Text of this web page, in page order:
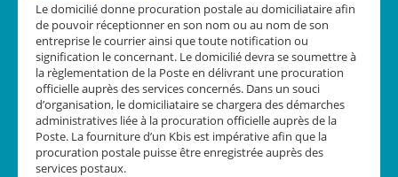
Le domicilié donne procuration postale au domiciliataire afin
de pouvoir réceptionner en son nom ou au nom de son
entreprise le courrier ainsi que toute notification ou
signification le concernant. Le domicilié devra se soumettre à
la règlementation de la Poste en délivrant une procuration
officielle auprès des services concernés. Dans un souci
d’organisation, le domiciliataire se chargera des démarches
administratives liée à la procuration officielle auprès de la
Poste. La fourniture d’un Kbis est impérative afin que la
procuration postale puisse être enregistrée auprès des
services postaux.